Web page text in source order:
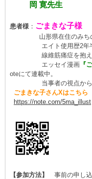
岡 寛先生
患者様 ： ごまきな子様
山形県在住のみちのく
エイト使用歴2年半
線維筋痛症を抱えなが
エッセイ漫画 『
oteにて連載中。
当事者の視点から“痛
ごまきな子さんXはこちら
https://note.com/5ma_illust
【参加方法】
事前の申し込